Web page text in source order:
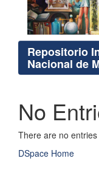
Repositorio
Nacional de
No
There are no
DSpace Home